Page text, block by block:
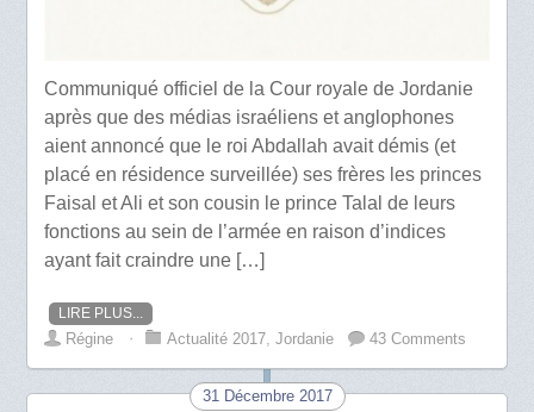
Communiqué officiel de la Cour royale de Jordanie
après que des médias israéliens et anglophones
aient annoncé que le roi Abdallah avait démis (et
placé en résidence surveillée) ses frères les princes
Faisal et Ali et son cousin le prince Talal de leurs
fonctions au sein de l’armée en raison d’indices
ayant fait craindre une […]
LIRE PLUS...
Régine ⋅ Actualité 2017,Jordanie 43 Comments
31 Décembre 2017